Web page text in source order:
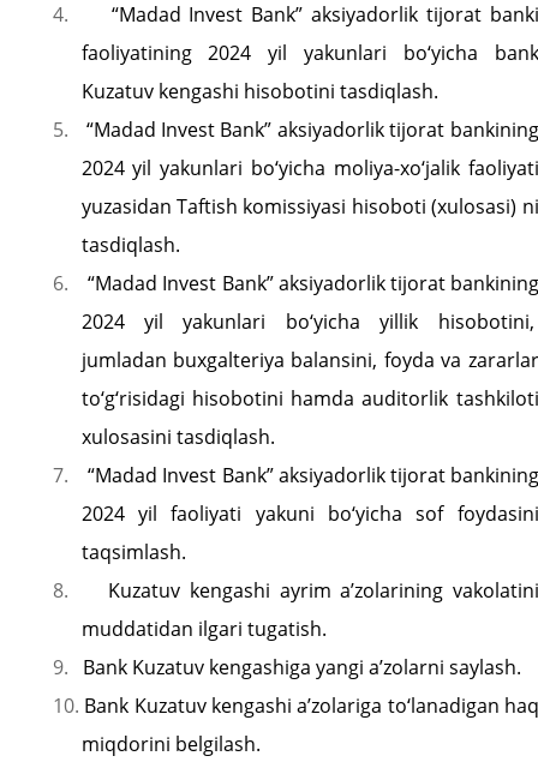
4.
“Madad Invest Bank” aksiyadorlik tijorat banki
faoliyatining 2024 yil yakunlari bo‘yicha bank
Kuzatuv kengashi hisobotini tasdiqlash.
5.
“Madad Invest Bank” aksiyadorlik tijorat bankining
2024 yil yakunlari bo‘yicha moliya-xo‘jalik faoliyati
yuzasidan Taftish komissiyasi hisoboti (xulosasi) ni
tasdiqlash.
6.
“Madad Invest Bank” aksiyadorlik tijorat bankining
2024 yil yakunlari bo‘yicha yillik hisobotini,
jumladan buxgalteriya balansini, foyda va zararlar
to‘g‘risidagi hisobotini hamda auditorlik tashkiloti
xulosasini tasdiqlash.
7.
“Madad Invest Bank” aksiyadorlik tijorat bankining
2024 yil faoliyati yakuni bo‘yicha sof foydasini
taqsimlash.
8.
Kuzatuv kengashi ayrim a’zolarining vakolatini
muddatidan ilgari tugatish.
9.
Bank Kuzatuv kengashiga yangi a’zolarni saylash.
10. Bank Kuzatuv kengashi a’zolariga to‘lanadigan haq
miqdorini belgilash.